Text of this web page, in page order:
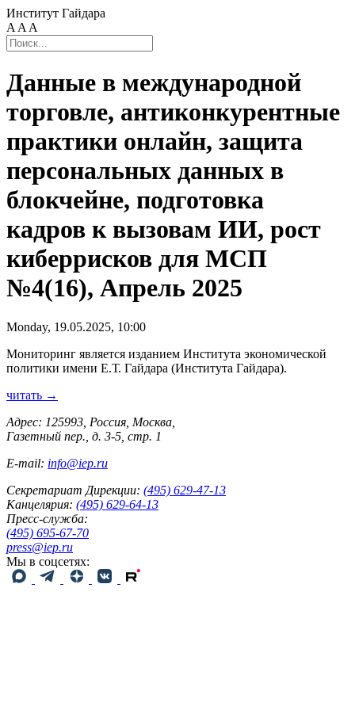
Институт Гайдара
A A A
Данные в международной
торговле, антиконкурентные
практики онлайн, защита
персональных данных в
блокчейне, подготовка
кадров к вызовам ИИ, рост
киберрисков для МСП
№4(16), Апрель 2025
Monday, 19.05.2025, 10:00
Мониторинг является изданием Института экономической
политики имени Е.Т. Гайдара (Института Гайдара).
читать →
Адрес: 125993, Россия, Москва,
Газетный пер., д. 3-5, стр. 1
E-mail: info@iep.ru
Секретариат Дирекции: (495) 629-47-13
Канцелярия: (495) 629-64-13
Пресс-служба:
(495) 695-67-70
press@iep.ru
Мы в соцсетях: